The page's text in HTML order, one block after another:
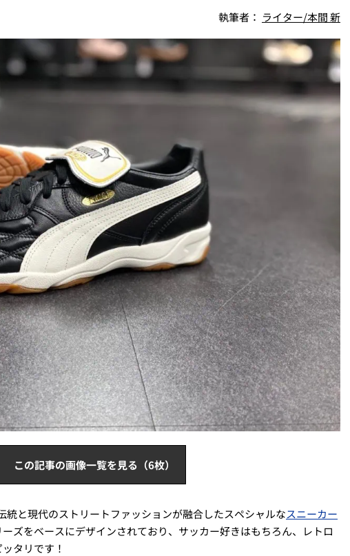
執筆者： ライター/本間 新
この記事の画像一覧を見る（6枚）
統と現代のストリートファッションが融合したスペシャルなスニーカー
ズをベースにデザインされており、サッカー好きはもちろん、レトロ
タリです！